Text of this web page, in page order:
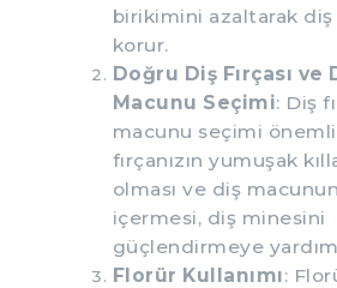
birikimini azaltarak
korur.
Doğru Diş Fırçası ve
Macunu Seçimi: Diş
macunu seçimi
fırçanızın yumuşak
olması ve diş
içermesi, diş minesini
güçlendirmeye
Florür Kullanımı: